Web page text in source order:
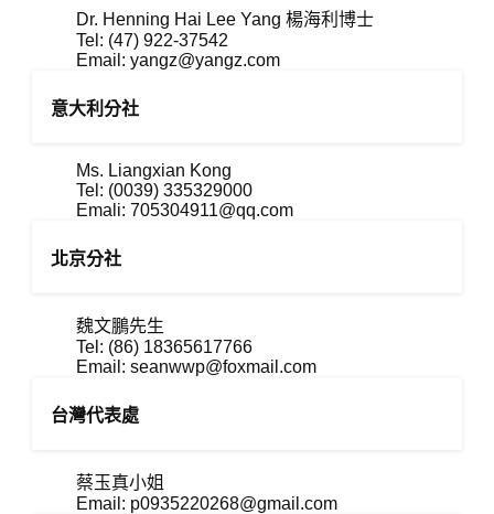
Dr. Henning Hai Lee Yang 楊海利博士
Tel: (47) 922-37542
Email:yangz@yangz.com
意大利分社
Ms. Liangxian Kong
Tel: (0039) 335329000
Emali:705304911@qq.com
北京分社
魏文鵬先生
Tel: (86) 18365617766
Email:seanwwp@foxmail.com
台灣代表處
蔡玉真小姐
Email: p0935220268@gmail.com